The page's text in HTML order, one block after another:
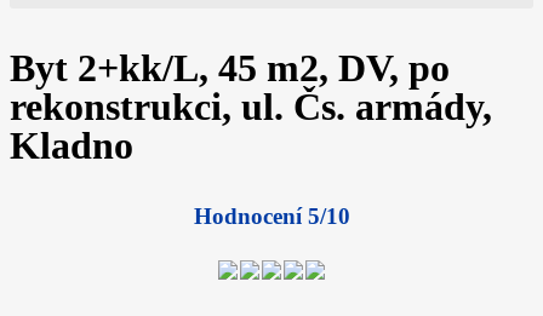
Byt 2+kk/L, 45 m2, DV, po
rekonstrukci, ul. Čs. armády,
Kladno
Hodnocení 5/10